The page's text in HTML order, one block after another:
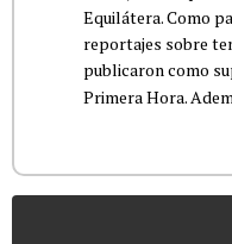
Equilátera. Como
reportajes sobre
publicaron como
Primera Hora.